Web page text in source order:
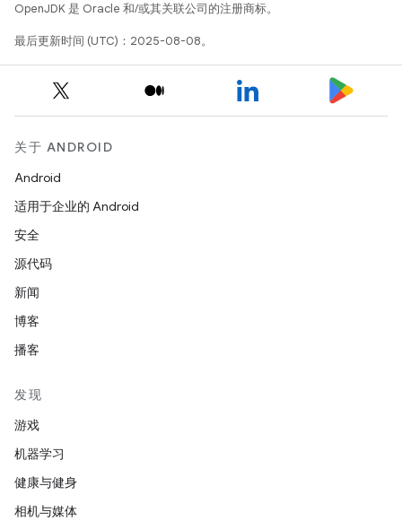
OpenJDK 是 Oracle 和/或其关联公司的注册商标。
最后更新时间 (UTC)：2025-08-08。
关于 ANDROID
Android
适用于企业的 Android
安全
源代码
新闻
博客
播客
发现
游戏
机器学习
健康与健身
相机与媒体